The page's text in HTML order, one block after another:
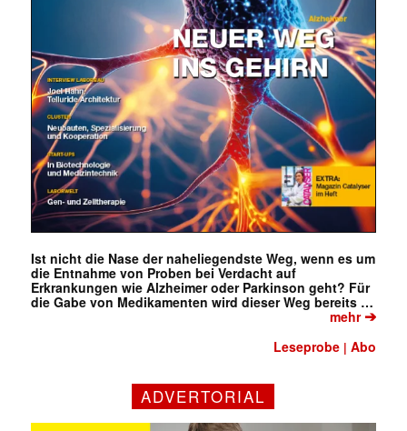
Ist nicht die Nase der naheliegendste Weg, wenn es um
die Entnahme von Proben bei Verdacht auf
Erkrankungen wie Alzheimer oder Parkinson geht? Für
die Gabe von Medikamenten wird dieser Weg bereits …
mehr➔
Leseprobe |Abo
ADVERTORIAL